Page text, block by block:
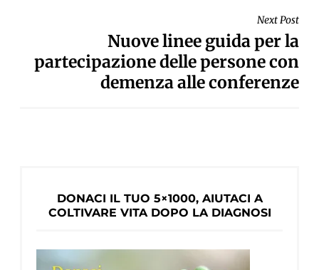
Next Post
Nuove linee guida per la
partecipazione delle persone con
demenza alle conferenze
DONACI IL TUO 5×1000, AIUTACI A
COLTIVARE VITA DOPO LA DIAGNOSI